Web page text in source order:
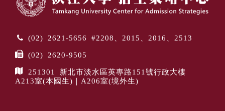
(02) 2621-5656 #2208、2015、2016、2513
(02) 2620-9505
251301 新北市淡水區英專路151號行政大樓
A213室(本國生)｜A206室(境外生)